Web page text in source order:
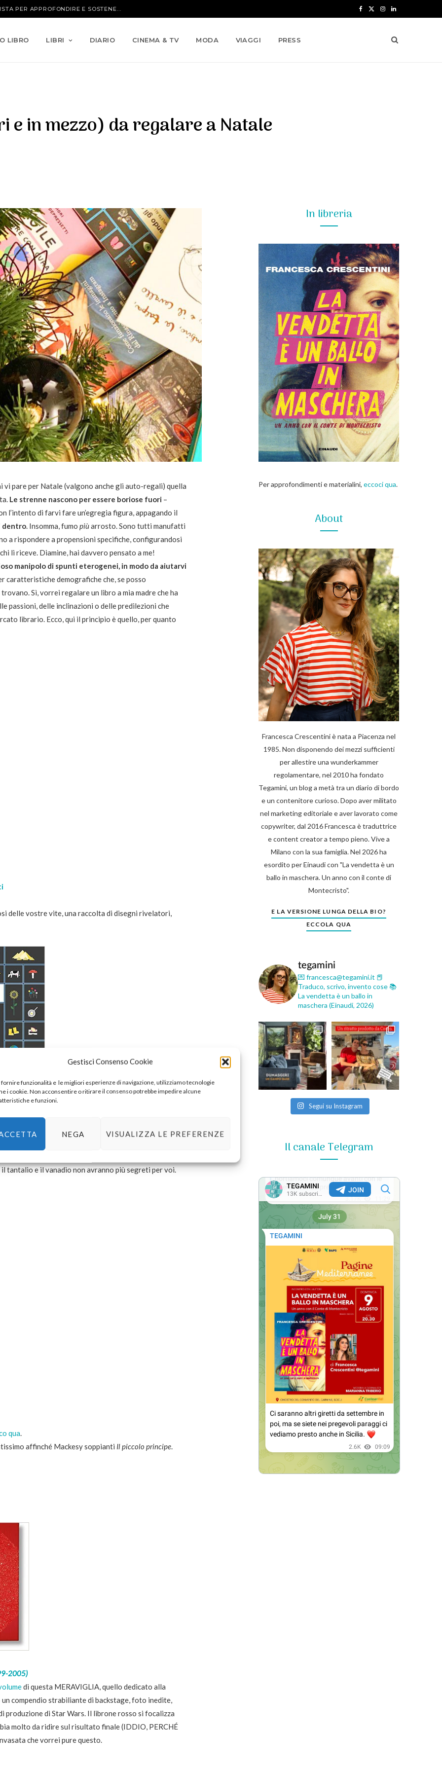
Gestisci Consenso Cookie
fornire funzionalità e le migliori esperienze di navigazione, utilizziamo tecnologie
i cookie. Non acconsentire o ritirare il consenso potrebbe impedire alcune
e funzioni.
NEGA VISUALIZZA LE PREFERENZE
I L
n
LIBRO LIBRI DIARIO CINEMA & TV MODA VIAGGI PRESS
in mezzo) da regalare a Natale
pare per Natale (valgono anche gli auto-regali) quella
Le strenne nascono per essere boriose fuori –
l’intento di farvi fare un’egregia figura, appagando il
dentro. Insomma, fumo piùarrosto. Sono tutti manufatti
a rispondere a propensioni specifiche, configurandosi
li riceve. Diamine, hai davvero pensato a me!
manipolo di spunti eterogenei, in modo da aiutarvi
caratteristiche demografiche che, se posso
Sì, vorrei regalare un libro a mia madre che ha
passioni, delle inclinazioni o delle predilezioni che
librario. Ecco, qui il principio è quello, per quanto
delle vostre vite, una raccolta di disegni rivelatori,
alla tavola
periodica
tantalio e il vanadio non avranno più segreti per voi.
qua.
affinché Mackesy soppianti Il piccolo principe.
2005)
di questa MERAVIGLIA, quello dedicato alla
un compendio strabiliante di backstage, foto inedite,
produzione di Star Wars. Il librone rosso si focalizza
molto da ridire sul risultato finale (IDDIO, PERCHÉ
che vorrei pure questo.
In libreria
Per approfondimenti e materialini, eccoci qua.
About
Francesca Crescentini è nata a Piacenza nel
1985. Non disponendo dei mezzi sufficienti
per allestire una wunderkammer
regolamentare, nel 2010 ha fondato
Tegamini, un blog a metà tra un diario di bordo
e un contenitore curioso. Dopo aver militato
nel marketing editoriale e aver lavorato come
copywriter, dal 2016 Francesca è traduttrice
e content creator a tempo pieno. Vive a
Milano con la sua famiglia. Nel 2026 ha
esordito per Einaudi con "La vendetta è un
ballo in maschera. Un anno con il conte di
Montecristo".
E LA VERSIONE LUNGA DELLA BIO?
ECCOLA QUA
tegamini
💌 francesca@tegamini.it 📕
Traduco, scrivo, invento cose 📚
La vendetta è un ballo in
maschera (Einaudi, 2026)
Segui su Instagram
Il canale Telegram